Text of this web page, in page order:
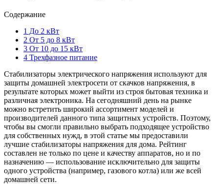
Содержание
1 До 2 кВт
2 От 5 до 8 кВт
3 От 10 до 15 кВт
4 Трехфазное питание
Стабилизаторы электрического напряжения используют для
защиты домашней электросети от скачков напряжения, в
результате которых может выйти из строя бытовая техника и
различная электроника. На сегодняшний день на рынке
можно встретить широкий ассортимент моделей и
производителей данного типа защитных устройств. Поэтому,
чтобы вы смогли правильно выбрать подходящее устройство
для собственных нужд, в этой статье мы предоставили
лучшие стабилизаторы напряжения для дома. Рейтинг
составлен не только по цене и качеству аппаратов, но и по
назначению — использование исключительно для защиты
одного устройства (например, газового котла) или же всей
домашней сети.